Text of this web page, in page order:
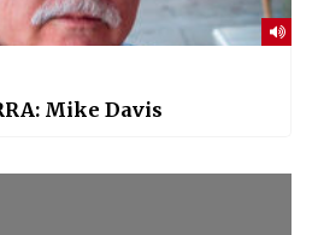
Mike Davis